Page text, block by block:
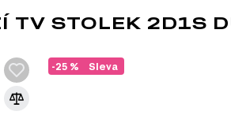
TV STOLEK 2D1S
Sleva
-25 %